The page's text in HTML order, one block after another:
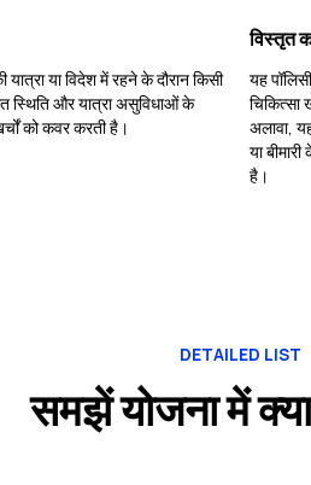
या विदेश में रहने के दौरान किसी
स्थिति और यात्रा असुविधाओं के
को कवर करती है।
विस्तृत
यह
चिकित्सा
अलावा,
या
है।
DETAILED LIST
समझें योजना में